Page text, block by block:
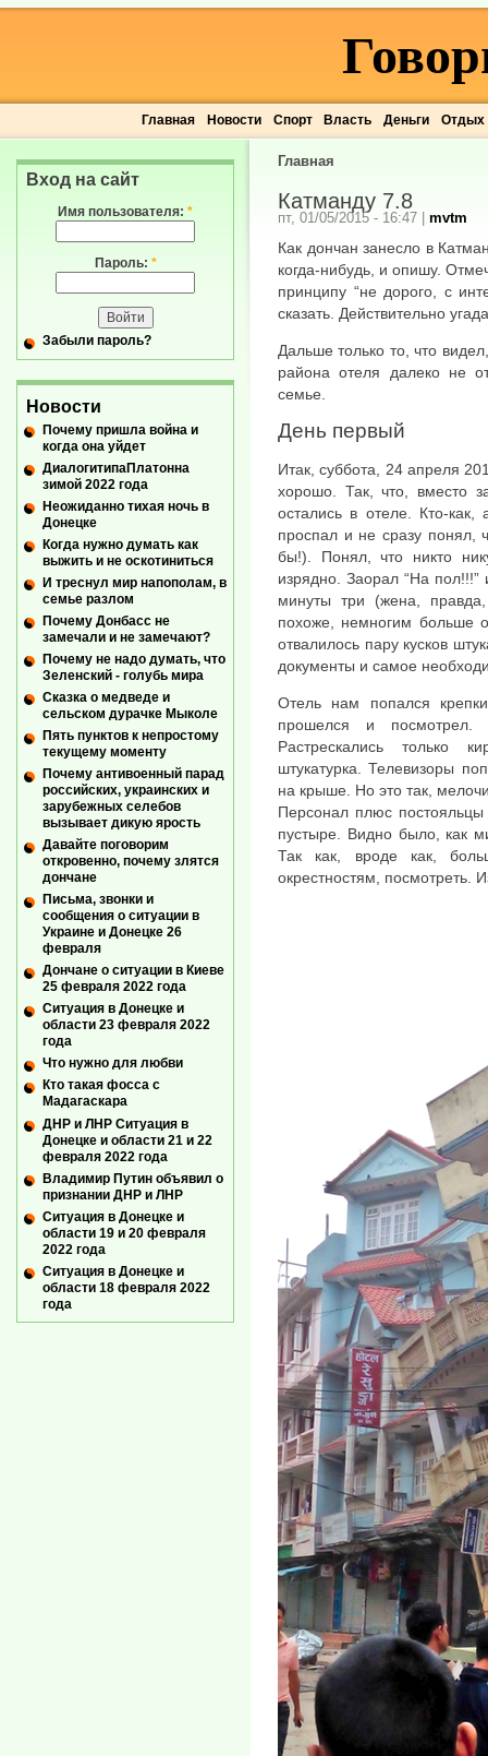
Главная Новости Спорт Власть Деньги Отдых
Главная
Катманду 7.8
пт, 01/05/2015 - 16:47 | mvtm
Как дончан занесло в
когда-нибудь, и опишу.
принципу “не дорого, с
сказать. Действительно
Дальше только то, что
района отеля далеко не
семье.
День первый
Итак, суббота, 24 апреля
хорошо. Так, что, вместо
остались в отеле. Кто-
проспал и не сразу понял,
бы!). Понял, что никто
изрядно. Заорал “На пол!!!”
минуты три (жена,
похоже, немногим больше
отвалилось пару кусков
документы и самое
Отель нам попался
прошелся и
Растрескались только
штукатурка. Телевизоры
на крыше. Но это так,
Персонал плюс
пустыре. Видно было, как
Так как, вроде как,
окрестностям, посмотреть.
Вход на сайт
Имя пользователя: *
Пароль: *
Забыли пароль?
Новости
Почему пришла война и
когда она уйдет
ДиалогитипаПлатонна
зимой 2022 года
Неожиданно тихая ночь в
Донецке
Когда нужно думать как
выжить и не оскотиниться
И треснул мир напополам, в
семье разлом
Почему Донбасс не
замечали и не замечают?
Почему не надо думать, что
Зеленский - голубь мира
Сказка о медведе и
сельском дурачке Мыколе
Пять пунктов к непростому
текущему моменту
Почему антивоенный парад
российских, украинских и
зарубежных селебов
вызывает дикую ярость
Давайте поговорим
откровенно, почему злятся
дончане
Письма, звонки и
сообщения о ситуации в
Украине и Донецке 26
февраля
Дончане о ситуации в Киеве
25 февраля 2022 года
Ситуация в Донецке и
области 23 февраля 2022
года
Что нужно для любви
Кто такая фосса с
Мадагаскара
ДНР и ЛНР Ситуация в
Донецке и области 21 и 22
февраля 2022 года
Владимир Путин объявил о
признании ДНР и ЛНР
Ситуация в Донецке и
области 19 и 20 февраля
2022 года
Ситуация в Донецке и
области 18 февраля 2022
года